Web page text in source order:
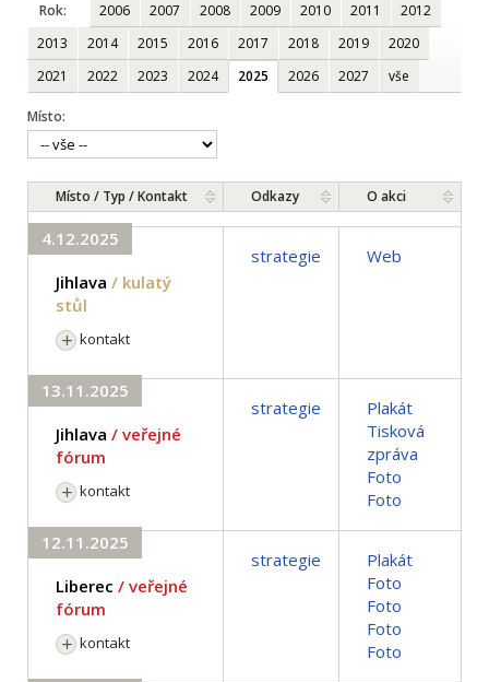
Rok: 2006 2007 2008 2009 2010 2011
2012
2013
2014 2015 2016 2017 2018 2019
2020
2021
2022 2023 2024 2025 2026 2027 vše
Místo:
Místo / Typ / Kontakt Odkazy O akci
4.12.2025
Jihlava / kulatý
stůl
kontakt
strategie Web
13.11.2025
Jihlava / veřejné
fórum
kontakt
strategie
Plakát
Tisková
zpráva
Foto
Foto
12.11.2025
Liberec / veřejné
fórum
kontakt
strategie
Plakát
Foto
Foto
Foto
Foto